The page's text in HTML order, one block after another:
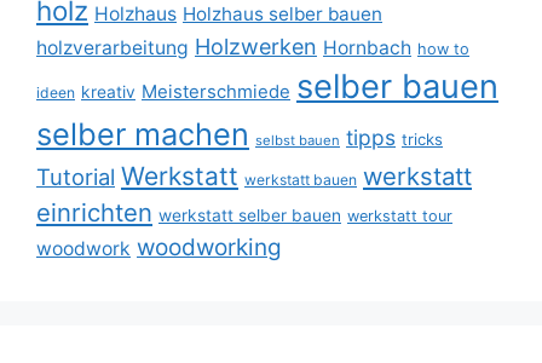
holz Holzhaus Holzhaus selber bauen
holzverarbeitung Holzwerken Hornbach how to
ideen kreativ Meisterschmiede selber bauen
selber machen selbst bauen tipps tricks
Tutorial Werkstatt werkstatt bauen werkstatt
einrichten werkstatt selber bauen werkstatt tour
woodwork woodworking